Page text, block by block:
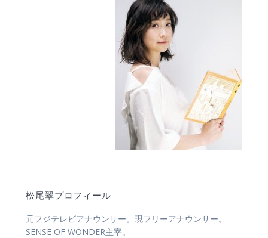
松尾翠プロフィール
元フジテレビアナウンサー。現フリーアナウンサー。
SENSE OF WONDER主宰。